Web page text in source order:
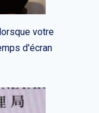
votre
d'écran